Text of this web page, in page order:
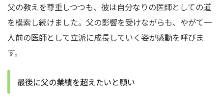
父の教えを尊重しつつも、彼は自分なりの医師としての道
を模索し続けました。父の影響を受けながらも、やがて一
人前の医師として立派に成長していく姿が感動を呼びま
す。
最後に父の業績を超えたいと願い